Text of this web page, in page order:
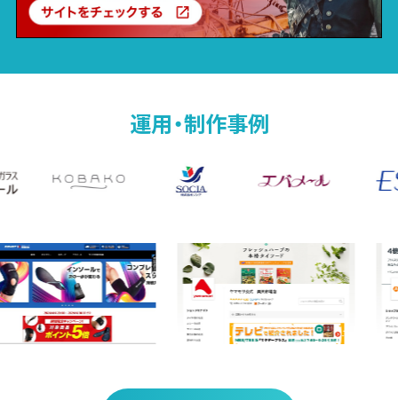
運用・制作事例